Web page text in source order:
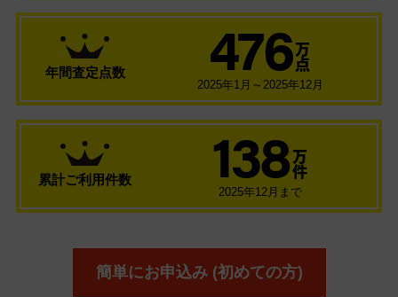
年間査定点数 476 万
点
2025年1月～2025年12月
累計ご利用件数 138 万
件
2025年12月まで
簡単にお申込み (初めての方)